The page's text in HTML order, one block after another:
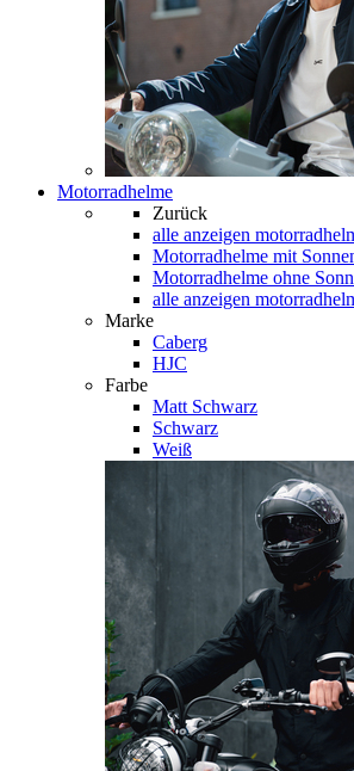
Motorradhelme
Zurück
alle anzeigen
Motorradhelme mit
Motorradhelme ohne
alle anzeigen
Marke
Caberg
HJC
Farbe
Matt Schwarz
Schwarz
Weiß